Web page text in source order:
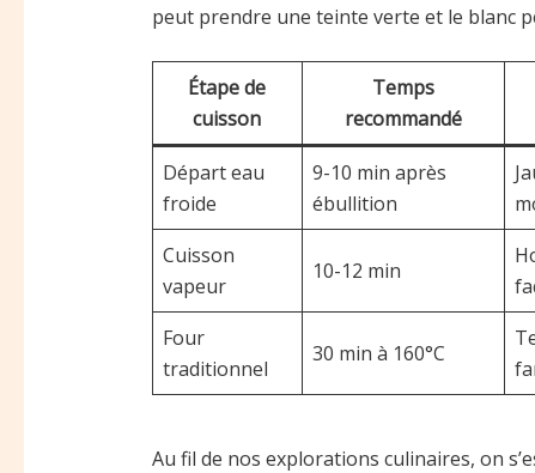
peut prendre une teinte verte et le blanc
Étape de
cuisson
Temps
recommandé
Départ eau
froide
9-10 min après
ébullition
Cuisson
vapeur
10-12 min
Four
traditionnel
30 min à 160°C
Au fil de nos explorations culinaires, on